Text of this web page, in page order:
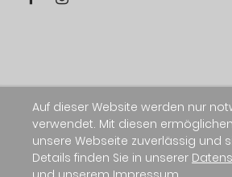
Auf dieser Website werden nur
verwendet. Mit diesen
unsere Webseite zuverlässig und
Details finden Sie in unserer